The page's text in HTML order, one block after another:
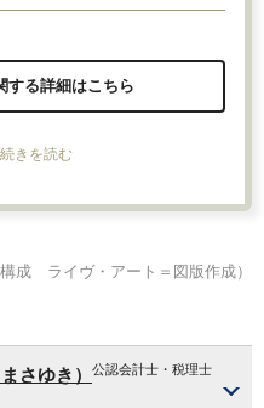
する詳細はこちら
きを読む
構成 ライヴ・アート＝図版作成）
さゆき） 公認会計士・税理士